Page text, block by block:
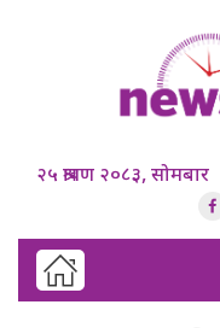
२५ श्रावण २०८३,